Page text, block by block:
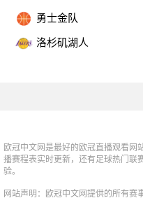
勇士金队
洛杉矶湖人
欧冠中文网是最好的欧冠直播观看网
播赛程表实时更新，还有足球热门联
验。
网站声明：欧冠中文网提供的所有赛